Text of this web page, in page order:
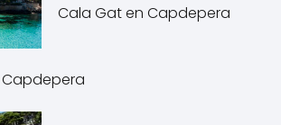
Cala Gat en Capdepera